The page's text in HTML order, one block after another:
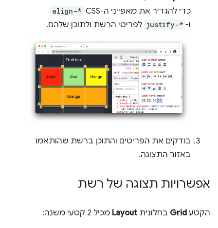
כדי להגדיר את מאפייני ה-CSS
align-*
ו- justify-* לפריטי הרשת ולתוכן שלהם.
בודקים את הפריטים והתוכן ברשת שהותאמו
באזור התצוגה.
אפשרויות תצוגה של רשת
הקטע Grid בחלונית Layout מכיל 2 קטעי משנה: